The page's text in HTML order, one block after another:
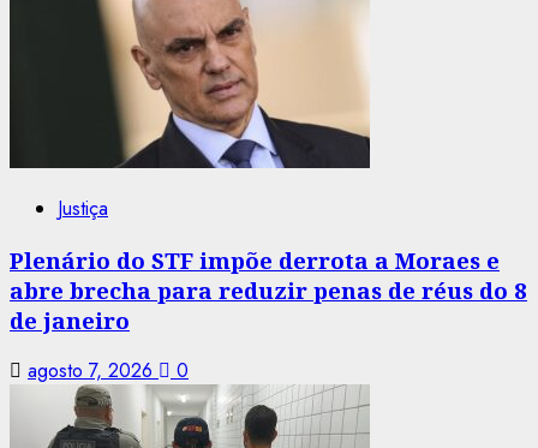
Justiça
Plenário do STF impõe derrota a Moraes e
abre brecha para reduzir penas de réus do 8
de janeiro
agosto 7, 2026 0